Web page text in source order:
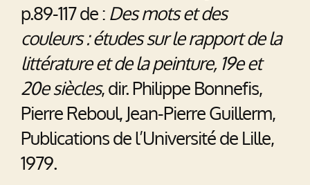
p.89-117 de : Des mots et des
couleurs : études sur le rapport de la
littérature et de la peinture, 19e et
20e siècles, dir. Philippe Bonnefis,
Pierre Reboul, Jean-Pierre Guillerm,
Publications de l’Université de Lille,
1979.